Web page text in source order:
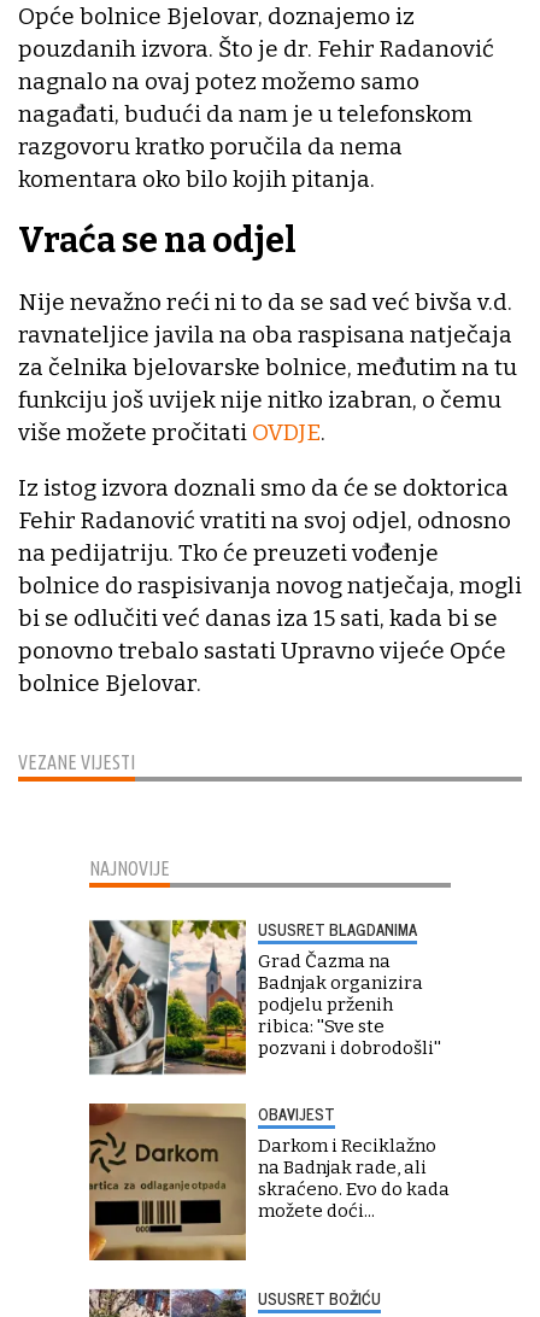
VEZANE VIJESTI
Opće bolnice Bjelovar, doznajemo iz
pouzdanih izvora. Što je dr. Fehir Radanović
nagnalo na ovaj potez možemo samo
nagađati, budući da nam je u telefonskom
razgovoru kratko poručila da nema
komentara oko bilo kojih pitanja.
Vraća se na odjel
Nije nevažno reći ni to da se sad već bivša v.d.
ravnateljice javila na oba raspisana natječaja
za čelnika bjelovarske bolnice, međutim na tu
funkciju još uvijek nije nitko izabran, o čemu
više možete pročitati OVDJE.
Iz istog izvora doznali smo da će se doktorica
Fehir Radanović vratiti na svoj odjel, odnosno
na pedijatriju. Tko će preuzeti vođenje
bolnice do raspisivanja novog natječaja, mogli
bi se odlučiti već danas iza 15 sati, kada bi se
ponovno trebalo sastati Upravno vijeće Opće
bolnice Bjelovar.
NAJNOVIJE
USUSRET BLAGDANIMA
Grad Čazma na
Badnjak organizira
podjelu prženih
ribica: ''Sve ste
pozvani i dobrodošli''
OBAVIJEST
Darkom i Reciklažno
na Badnjak rade, ali
skraćeno. Evo do kada
možete doći...
USUSRET BOŽIĆU